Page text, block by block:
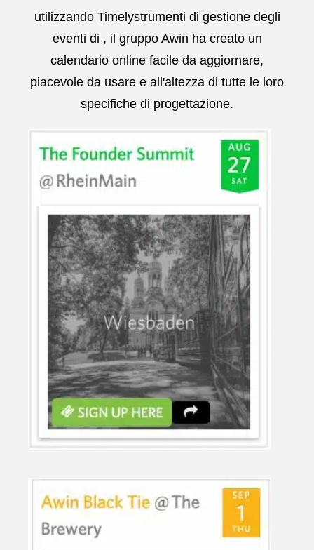
utilizzando Timelystrumenti di gestione degli
eventi di , il gruppo Awin ha creato un
calendario online facile da aggiornare,
piacevole da usare e all'altezza di tutte le loro
specifiche di progettazione.